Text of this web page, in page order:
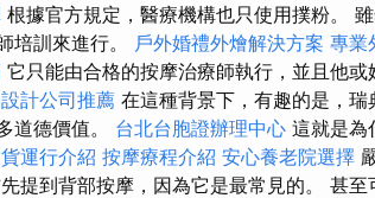
根據官方規定，醫療機構也只使用撲粉。
培訓來進行。
戶外婚禮外燴解決方案 專業
它只能由合格的按摩治療師執行，並且他或
計公司推薦 在這種背景下，有趣的是，
道德價值。 台北台胞證辦理中心 這就是為
運行介紹 按摩療程介紹 安心養老院選擇
提到背部按摩，因為它是最常見的。 甚